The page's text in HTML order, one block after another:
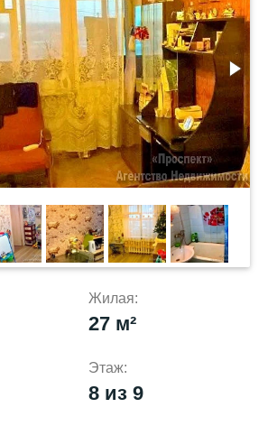
Жилая:
27 м²
Этаж:
8 из 9